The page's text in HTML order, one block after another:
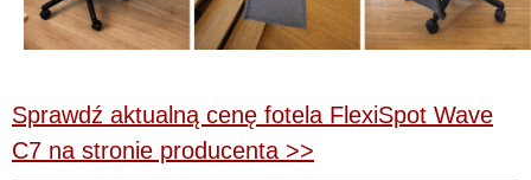
Sprawdź aktualną cenę fotela FlexiSpot Wave
C7 na stronie producenta >>